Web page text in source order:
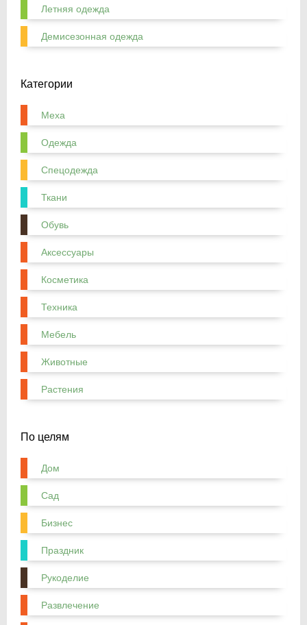
Летняя одежда
Демисезонная одежда
Категории
Меха
Одежда
Спецодежда
Ткани
Обувь
Аксессуары
Косметика
Техника
Мебель
Животные
Растения
По целям
Дом
Сад
Бизнес
Праздник
Рукоделие
Развлечение